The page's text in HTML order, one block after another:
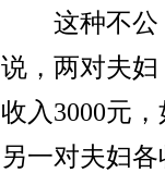
这种不公，
说，两对夫
收入3000元
另一对夫妇